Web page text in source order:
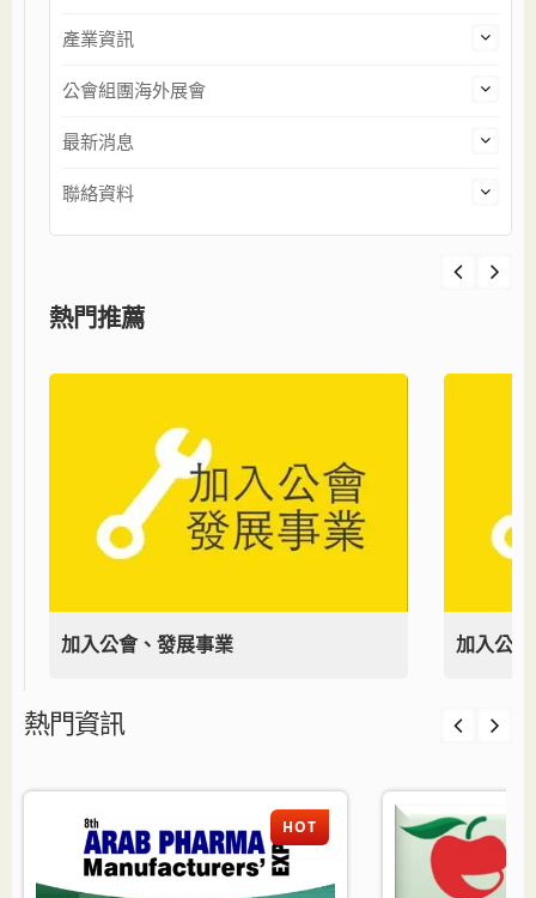
產業資訊
公會組團海外展會
最新消息
聯絡資料
熱門推薦
加入公會、發展事業 加入公
熱門資訊
HOT